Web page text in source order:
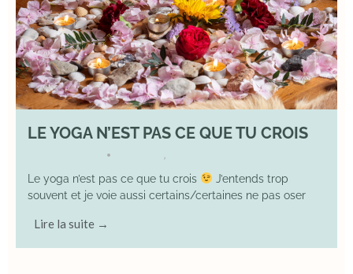
LE YOGA N’EST PAS CE QUE TU CROIS
•
Le yoga n’est pas ce que tu crois
J’entends trop
souvent et je voie aussi certains/certaines ne pas oser
Lire la suite →